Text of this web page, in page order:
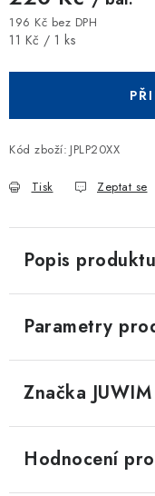
196 Kč bez DPH
Měrná cena:
11 Kč / 1 ks
Kód zboží: JPLP20XX
Tisk Zeptat se
Popis produktu
Parametry
Značka JUWIM
Hodnocení